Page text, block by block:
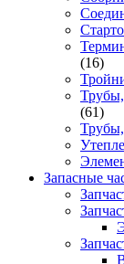
(16)
(61)
Запасные